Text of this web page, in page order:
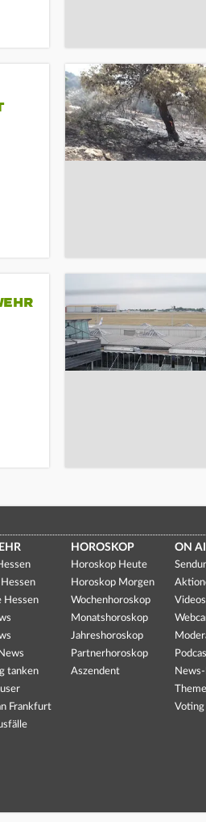
Hessen
tanken
Frankfurt
HOROSKOP
Horoskop Heute
Horoskop Morgen
Wochenhoroskop
Monatshoroskop
Jahreshoroskop
Partnerhoroskop
Aszendent
ON
Videos
Voting